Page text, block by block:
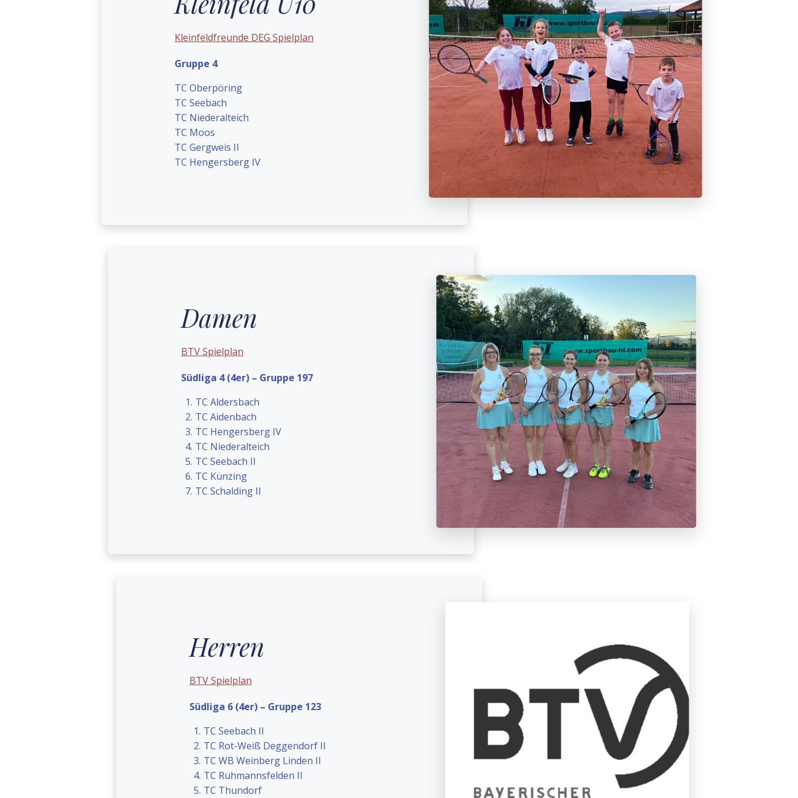
Kleinfeldfreunde DEG Spielplan
Gruppe 4
TC Oberpöring
TC Seebach
TC Niederalteich
TC Moos
TC Gergweis II
TC Hengersberg IV
Damen
BTV Spielplan
Südliga 4 (4er) – Gruppe 197
TC Aldersbach
TC Aidenbach
TC Hengersberg IV
TC Niederalteich
TC Seebach II
TC Künzing
TC Schalding II
Herren
BTV Spielplan
Südliga 6 (4er) – Gruppe 123
TC Seebach II
TC Rot-Weiß Deggendorf II
TC WB Weinberg Linden II
TC Ruhmannsfelden II
TC Thundorf